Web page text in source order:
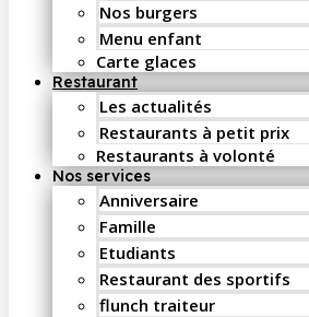
Nos burgers
Menu enfant
Carte glaces
Restaurant
Les actualités
Restaurants à petit prix
Restaurants à volonté
Nos services
Anniversaire
Famille
Etudiants
Restaurant des sportifs
flunch traiteur